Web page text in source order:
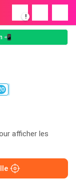
!
📲
afficher les